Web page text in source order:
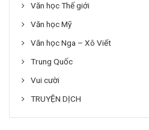
Văn học Thế giới
Văn học Mỹ
Văn học Nga – Xô Viết
Trung Quốc
Vui cười
TRUYỆN DỊCH